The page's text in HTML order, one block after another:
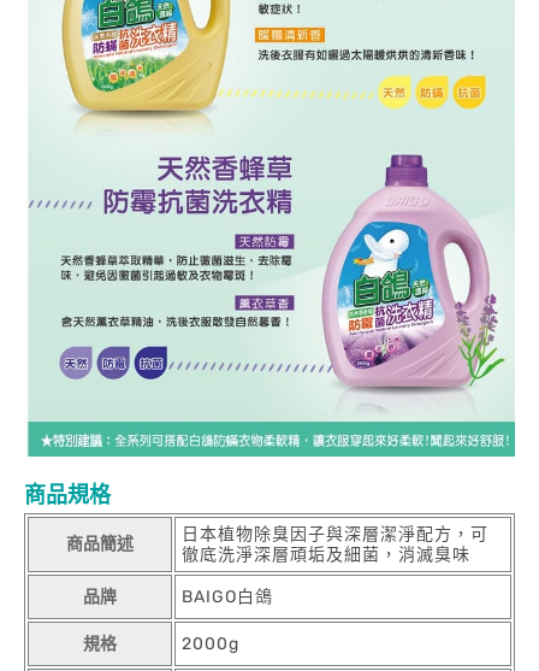
商品規格
商品簡述
日本植物除臭因子與深層潔淨配方，可
徹底洗淨深層頑垢及細菌，消滅臭味
品牌 BAIGO白鴿
規格 2000g